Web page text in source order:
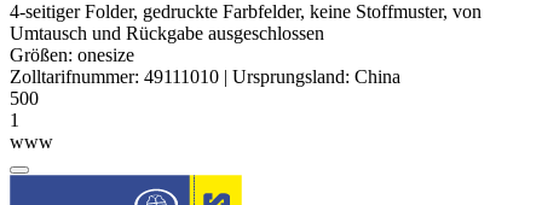
4-seitiger Folder, gedruckte Farbfelder, keine Stoffmuster, von
Umtausch und Rückgabe ausgeschlossen
Größen: onesize
Zolltarifnummer: 49111010 | Ursprungsland: China
500
1
www